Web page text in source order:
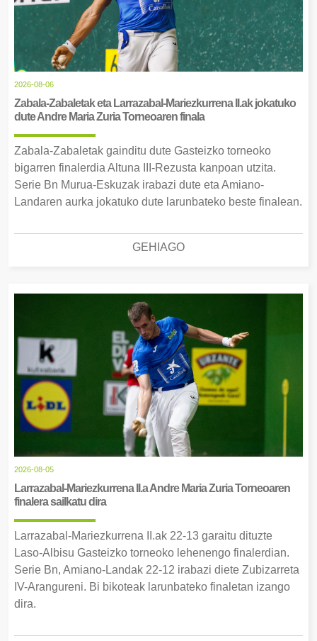
2026-08-06
Zabala-Zabaletak eta Larrazabal-Mariezkurrena II.ak jokatuko
dute Andre Maria Zuria Torneoaren finala
Zabala-Zabaletak gainditu dute Gasteizko torneoko
bigarren finalerdia Altuna III-Rezusta kanpoan utzita.
Serie Bn Murua-Eskuzak irabazi dute eta Amiano-
Landaren aurka jokatuko dute larunbateko beste finalean.
GEHIAGO
2026-08-05
Larrazabal-Mariezkurrena II.a Andre Maria Zuria Torneoaren
finalera sailkatu dira
Larrazabal-Mariezkurrena II.ak 22-13 garaitu dituzte
Laso-Albisu Gasteizko torneoko lehenengo finalerdian.
Serie Bn, Amiano-Landak 22-12 irabazi diete Zubizarreta
IV-Arangureni. Bi bikoteak larunbateko finaletan izango
dira.